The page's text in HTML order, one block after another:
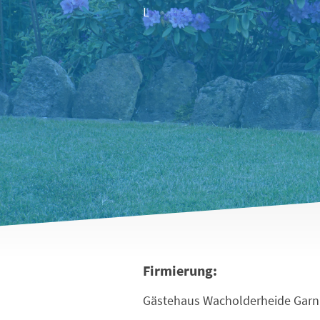
L
Firmierung:
Gästehaus Wacholderheide